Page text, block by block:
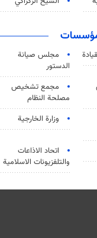
مجلس صيانة
الدستور
مجمع تشخيص
مصلحة النظام
وزارة الخارجية
اتحاد الاذاعات
والتلفزيونات الاسلامية